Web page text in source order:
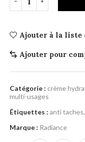
Ajouter à la liste
Ajouter pour
Catégorie : crème
multi-usages
Étiquettes : anti taches,
Marque : Radiance